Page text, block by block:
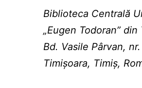
Biblioteca Centrală
„Eugen Todoran” din
Bd. Vasile Pârvan,
Timișoara, Timiș,